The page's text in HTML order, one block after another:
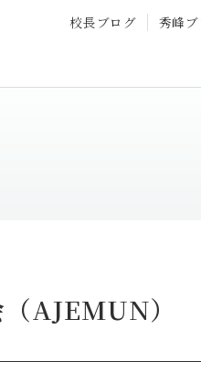
校長ブログ 秀峰
（AJEMUN）